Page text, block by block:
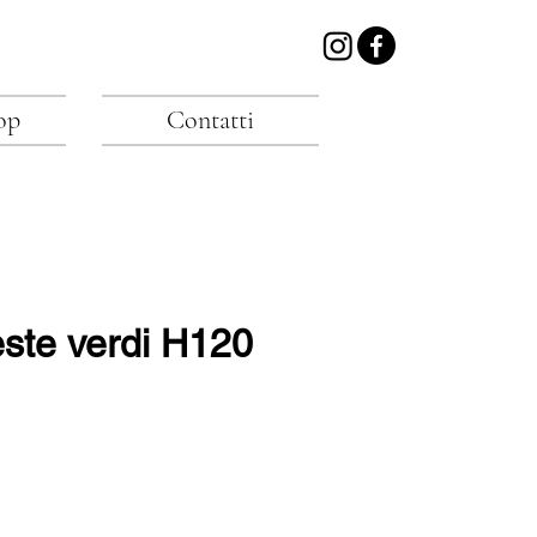
Contatti
verdi H120